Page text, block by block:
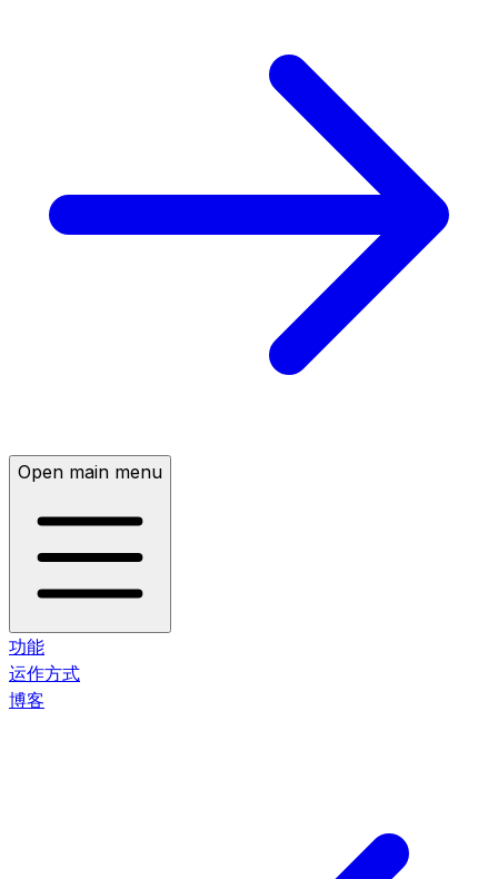
Open main menu
功能
运作方式
博客